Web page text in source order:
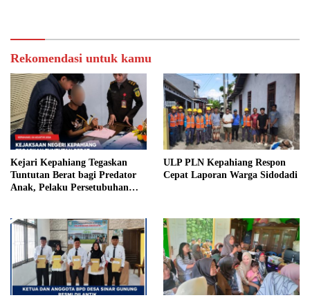
Rekomendasi untuk kamu
Kejari Kepahiang Tegaskan
Tuntutan Berat bagi Predator
Anak, Pelaku Persetubuhan
Penjara
ULP PLN Kepahiang Respon
Cepat Laporan Warga Sidodadi